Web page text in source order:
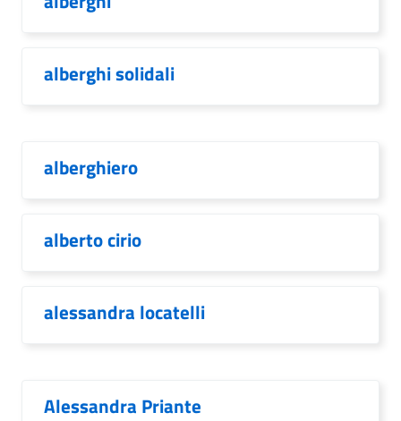
alberghi solidali
alberghiero
alberto cirio
alessandra locatelli
Alessandra Priante